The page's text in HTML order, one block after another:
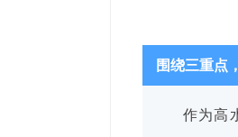
围绕三重点
作为高